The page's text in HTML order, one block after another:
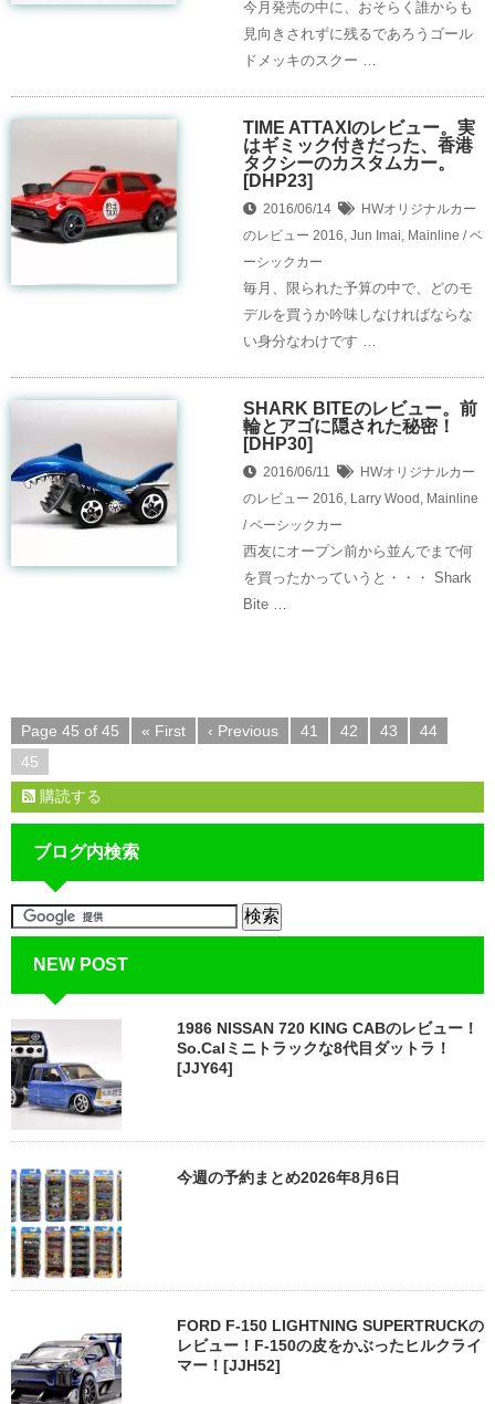
今月発売の中に、おそらく誰からも
見向きされずに残るであろうゴール
ドメッキのスクー …
TIME ATTAXIのレビュー。実
はギミック付きだった、香港
タクシーのカスタムカー。
[DHP23]
2016/06/14
HWオリジナルカー
のレビュー 2016, Jun Imai, Mainline / ベ
ーシックカー
毎月、限られた予算の中で、どのモ
デルを買うか吟味しなければならな
い身分なわけです …
SHARK BITEのレビュー。前
輪とアゴに隠された秘密！
[DHP30]
2016/06/11
HWオリジナルカー
のレビュー 2016, Larry Wood , Mainline
/ ベーシックカー
西友にオープン前から並んでまで何
を買ったかっていうと・・・ Shark
Bite …
Page 45 of 45 « First ‹ Previous 41 42 43
44
45
購読する
ブログ内検索
NEW POST
1986 NISSAN 720 KING CABのレビュー！
So.Calミニトラックな8代目ダットラ！
[JJY64]
今週の予約まとめ2026年8月6日
FORD F-150 LIGHTNING SUPERTRUCKの
レビュー！F-150の皮をかぶったヒルクライ
マー！[JJH52]